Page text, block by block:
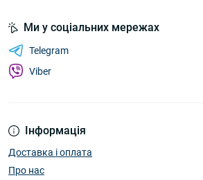
Інформація
Доставка і оплата
Про нас
Ми у соціальних мережах
Telegram
Viber